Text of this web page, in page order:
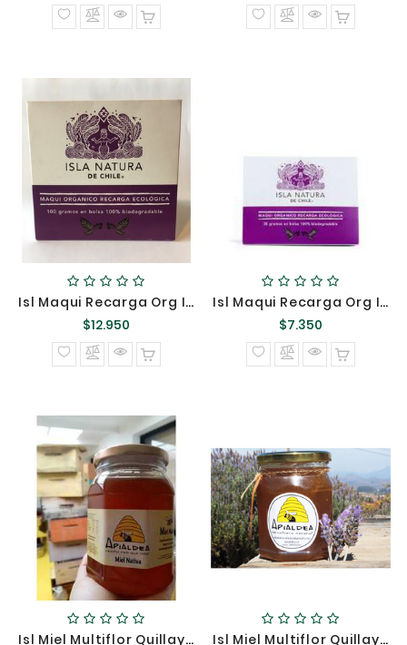
normal
normal
Isl Maqui Recarga Org Isla Natura 100 Gr >>
$12.950
normal
Isl Maqui Recarga Org Isla Natura 35 Gr >>
$7.350
normal
Isl Miel Multiflor Quillay Apialdea 1 Kilo $$$
Isl Miel Multiflor Quillay Apialdea 500 Gramos $$$